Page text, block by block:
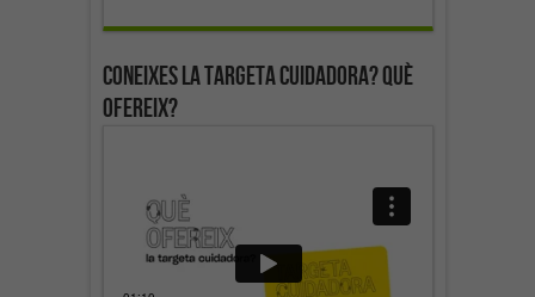
Coneixes la targeta cuidadora? Què
ofereix?